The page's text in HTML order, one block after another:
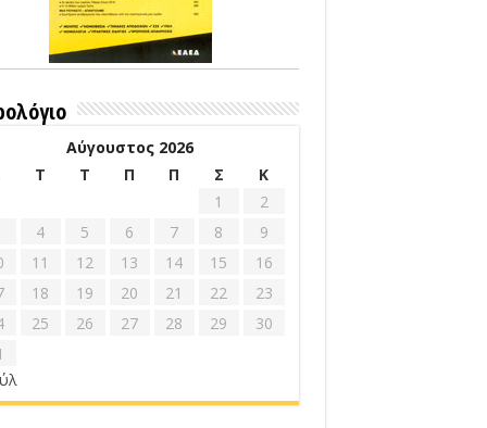
Αύγουστος 2026
Τ Τ Π Π Σ
Κ
1
2
4 5 6 7 8
9
11 12 13 14 15
16
18 19 20 21 22
23
25 26 27 28 29
30